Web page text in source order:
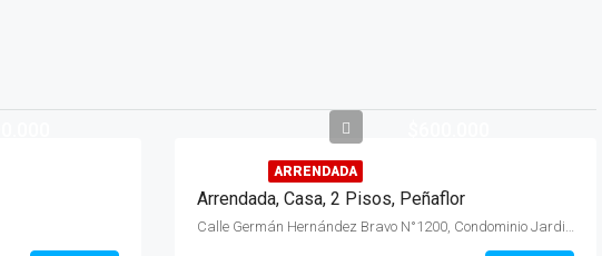
ARRENDADA
Arrendada, Casa, 2 Pisos, Peñaflor
Calle Germán Hernández Bravo N°1200, Condominio Jardines de Peñaflor II, Sector Malloco